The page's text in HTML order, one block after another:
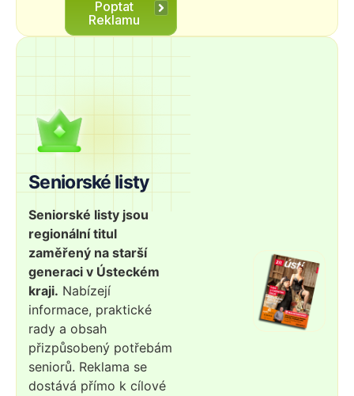
Poptat
Reklamu
Seniorské listy
Seniorské listy jsou
regionální titul
zaměřený na starší
generaci v Ústeckém
kraji. Nabízejí
informace, praktické
rady a obsah
přizpůsobený potřebám
seniorů. Reklama se
dostává přímo k cílové